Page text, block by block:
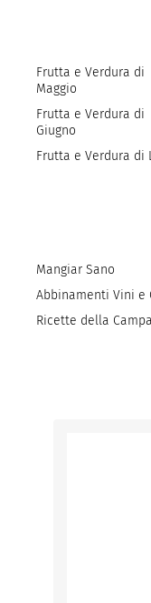
Frutta e Verdura di
Maggio
Frutta e Verdura di
Giugno
Frutta e Verdura di
Mangiar Sano
Abbinamenti Vini e
Ricette della